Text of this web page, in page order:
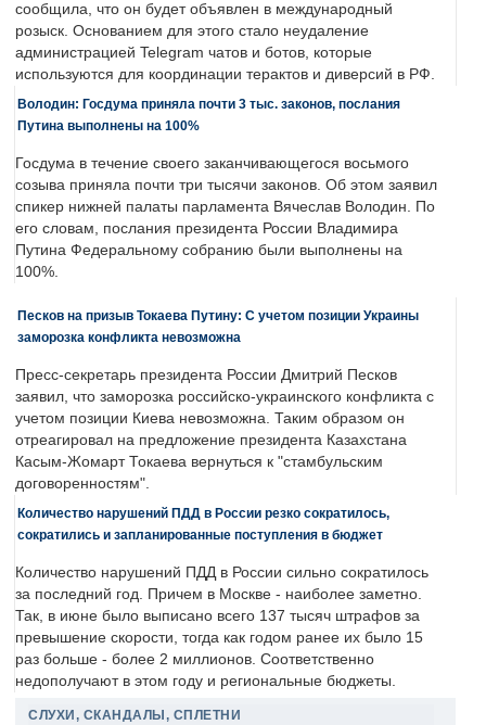
сообщила, что он будет объявлен в международный
розыск. Основанием для этого стало неудаление
администрацией Telegram чатов и ботов, которые
используются для координации терактов и диверсий в РФ.
Володин: Госдума приняла почти 3 тыс. законов, послания
Путина выполнены на 100%
Госдума в течение своего заканчивающегося восьмого
созыва приняла почти три тысячи законов. Об этом заявил
спикер нижней палаты парламента Вячеслав Володин. По
его словам, послания президента России Владимира
Путина Федеральному собранию были выполнены на
100%.
Песков на призыв Токаева Путину: С учетом позиции Украины
заморозка конфликта невозможна
Пресс-секретарь президента России Дмитрий Песков
заявил, что заморозка российско-украинского конфликта с
учетом позиции Киева невозможна. Таким образом он
отреагировал на предложение президента Казахстана
Касым-Жомарт Токаева вернуться к "стамбульским
договоренностям".
Количество нарушений ПДД в России резко сократилось,
сократились и запланированные поступления в бюджет
Количество нарушений ПДД в России сильно сократилось
за последний год. Причем в Москве - наиболее заметно.
Так, в июне было выписано всего 137 тысяч штрафов за
превышение скорости, тогда как годом ранее их было 15
раз больше - более 2 миллионов. Соответственно
недополучают в этом году и региональные бюджеты.
СЛУХИ, СКАНДАЛЫ, СПЛЕТНИ